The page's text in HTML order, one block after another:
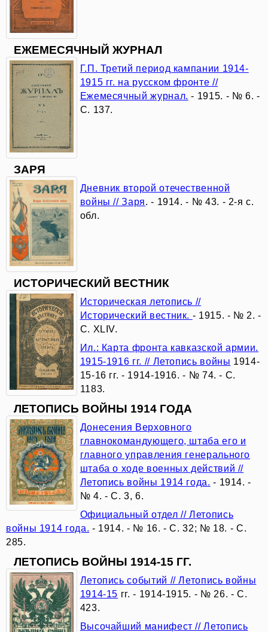
90-
летию
со
дня
рождения
М.Л.
Анчарова
Олимпиада
далёкая
и
близкая
История
конституционализма
в
России
Российская
государственность
в
лицах
и
судьбах
ее
созидателей
ЕЖЕМЕСЯЧНЫЙ ЖУРНАЛ
Г.П. Третий период кампании 1914-
1915 гг. на русском фронте //
Ежемесячный журнал. - 1915. - № 6. -
С. 137.
ЗАРЯ
Дневник второй отечественной
войны // Заря. - 1914. - № 43. - 2-я с.
обл.
ИСТОРИЧЕСКИЙ ВЕСТНИК
Историческая летопись //
Исторический вестник. - 1915. - № 2. -
С. XLIV.
Ил.: Карта фронта кавказской армии.
1915-1916 гг. // Летопись войны 1914-
15-16 гг. - 1914-1916. - № 74. - С.
1183.
ЛЕТОПИСЬ ВОЙНЫ 1914 ГОДА
Донесения Верховного
главнокомандующего, штаба его и
главного управления генерального
штаба о ходе военных действий //
Летопись войны 1914 года. - 1914. -
№ 4. - С. 3, 6.
Официальный отдел // Летопись
войны 1914 года. - 1914. - № 16. - С. 32; № 18. - С.
285.
ЛЕТОПИСЬ ВОЙНЫ 1914-15 ГГ.
Летопись событий // Летопись войны
1914-15 гг. - 1914-1915. - № 26. - С.
423.
Высочайший манифест // Летопись